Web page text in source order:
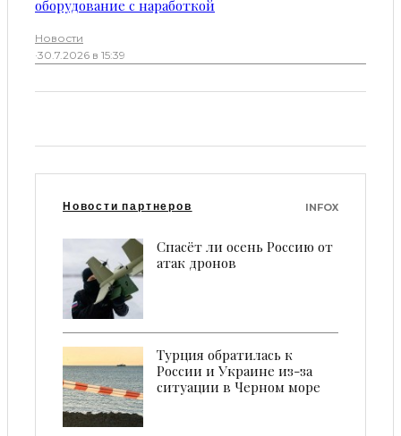
оборудование с наработкой
Новости
·30.7.2026 в 15:39
Новости партнеров INFOX
Спасёт ли осень Россию от
атак дронов
Турция обратилась к
России и Украине из-за
ситуации в Черном море